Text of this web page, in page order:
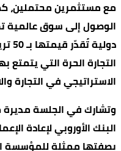
مع مستثمرين محتملين،
التجارة الحرة التي يتمتع
الاستراتيجي في التجارة
وتشارك في الجلسة
البنك الأوروبي لإعادة
بصفتها ممثلة للمؤسسة